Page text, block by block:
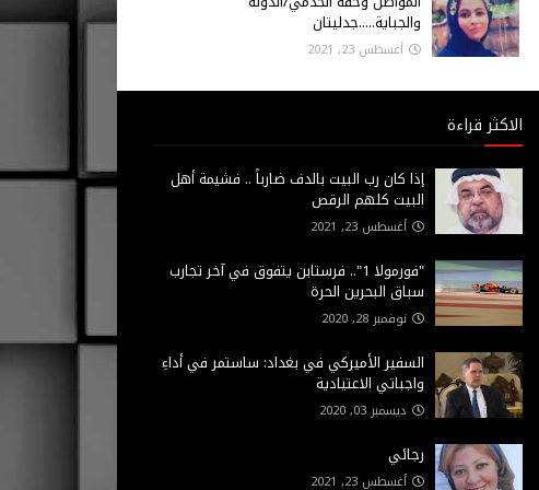
والجباية.....جدليتان
أغسطس 23, 2021
الاكثر قراءة
إذا كان رب البيت بالدف ضارباً .. فشيمة أهل
البيت كلهم الرقص
أغسطس 23, 2021
"فورمولا 1".. فرستابن يتفوق في آخر تجارب
سباق البحرين الحرة
نوفمبر 28, 2020
السفير الأميركي في بغداد: ساستمر في أداءِ
واجباتي الاعتيادية
ديسمبر 03, 2020
رجائي
أغسطس 23, 2021